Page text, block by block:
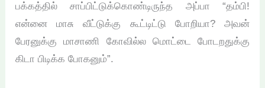
பக்கத்தில் சாப்பிட்டுக்கொண்டிருந்த அப்பா “தம்பி!
என்னை மாசு வீட்டுக்கு கூட்டிட்டு போறியா? அவன்
பேரனுக்கு மாசாணி கோவில்ல மொட்டை போடறதுக்கு
கிடா பிடிக்க போகனும்”.